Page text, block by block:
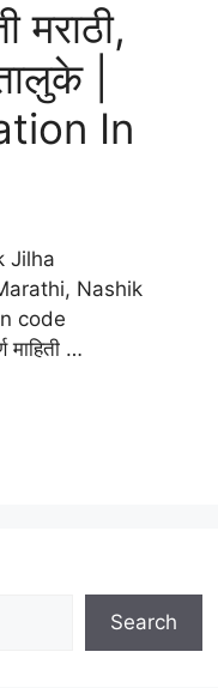
मराठी,
|
In
Jilha
Nashik
code
माहिती …
Search